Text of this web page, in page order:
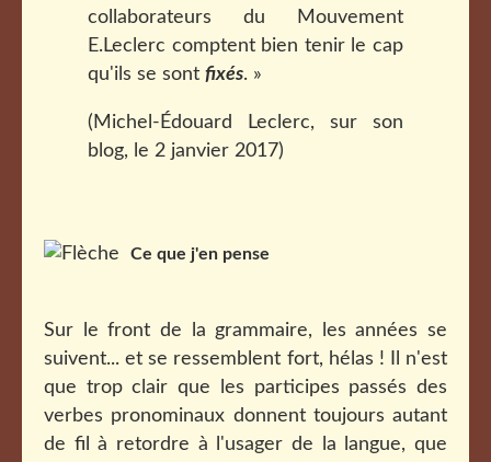
collaborateurs du Mouvement
E.Leclerc comptent bien tenir le cap
qu'ils se sont fixés. »
(Michel-Édouard Leclerc, sur son
blog, le 2 janvier 2017)
Ce que j'en pense
Sur le front de la grammaire, les années se
suivent... et se ressemblent fort, hélas ! Il n'est
que trop clair que les participes passés des
verbes pronominaux donnent toujours autant
de fil à retordre à l'usager de la langue, que